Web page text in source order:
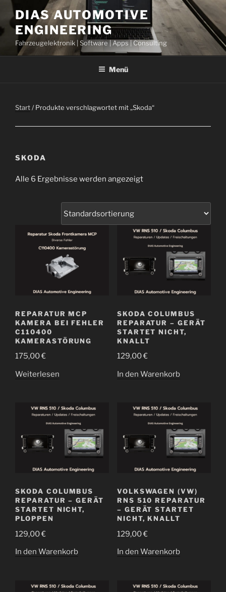
Zum
Inhalt
springen
DIAS AUTOMOTIVE
ENGINEERING
Fahrzeugelektronik | Software | Apps | Consulting
Menü
Start/ Produkte verschlagwortet mit „Skoda“
SKODA
Alle 6 Ergebnisse werden angezeigt
REPARATUR MCP
KAMERA BEI FEHLER
C110400
KAMERASTÖRUNG
175,00€
Weiterlesen
SKODA COLUMBUS
REPARATUR – GERÄT
STARTET NICHT,
KNALLT
129,00€
In den Warenkorb
SKODA COLUMBUS
REPARATUR – GERÄT
STARTET NICHT,
PLOPPEN
129,00€
In den Warenkorb
VOLKSWAGEN (VW)
RNS 510 REPARATUR
– GERÄT STARTET
NICHT, KNALLT
129,00€
In den Warenkorb